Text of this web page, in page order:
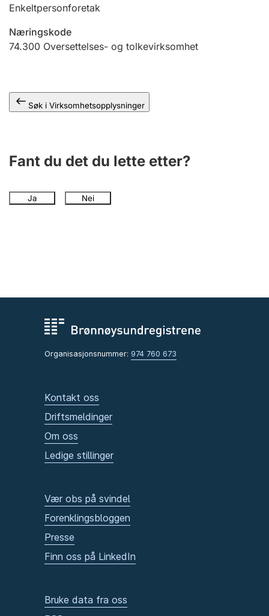
Offentlig sektor
Enkeltpersonforetak
Næringskode
74.300 Oversettelses- og tolkevirksomhet
Søk i Virksomhetsopplysninger
Fant du det du lette etter?
Ja Nei
Organisasjonsnummer: 974 760 673
Kontakt oss
Driftsmeldinger
Om oss
Ledige stillinger
Vær obs på svindel
Forenklingsbloggen
Presse
Finn oss på LinkedIn
Bruke data fra oss